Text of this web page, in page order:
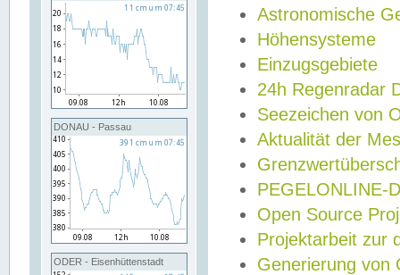
DONAU - Passau
ODER - Eisenhüttenstadt
Astronomische
Höhensysteme
Einzugsgebiete
24h Regenradar
Seezeichen von
Aktualität der
PEGELONLINE-
Open Source
Projektarbeit zur
Generierung von